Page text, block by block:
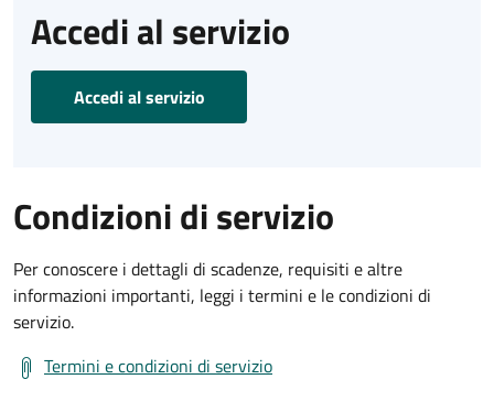
Accedi al servizio
Accedi al servizio
Condizioni di servizio
Per conoscere i dettagli di scadenze, requisiti e altre
informazioni importanti, leggi i termini e le condizioni di
servizio.
Termini e condizioni di servizio